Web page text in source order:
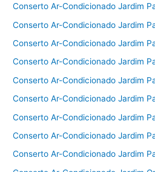
Conserto Ar-Condicionado Jardim
Conserto Ar-Condicionado Jardim
Conserto Ar-Condicionado Jardim
Conserto Ar-Condicionado Jardim
Conserto Ar-Condicionado Jardim
Conserto Ar-Condicionado Jardim
Conserto Ar-Condicionado Jardim
Conserto Ar-Condicionado Jardim
Conserto Ar-Condicionado Jardim